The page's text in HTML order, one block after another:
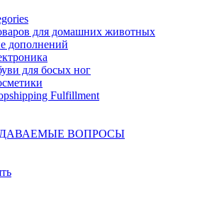
для домашних животных
дополнений
для босых ног
Fulfillment
ВОПРОСЫ